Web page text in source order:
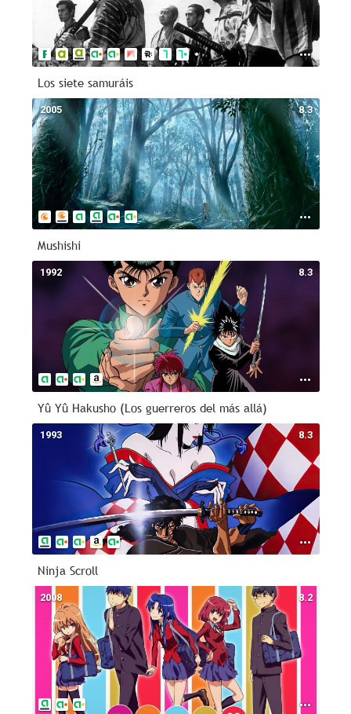
Los siete samuráis
8.3
2005
Mushishi
8.3
1992
Yû Yû Hakusho (Los guerreros del más allá)
8.3
1993
Ninja Scroll
8.2
2008